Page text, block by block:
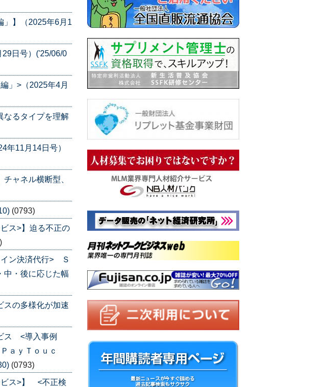
」】（2025年6月1
日号）('25/06/0
」>（2025年4月
るタイプを理解
11月14日号）
ャネル横断型、
(0793)
ス>】迫る不正の
ン決済代行> Ｓ
中・後に応じた幅
スの多様化が加速
ス <導入事例
ａｙＴｏｕｃ
(0793)
ビス>】 <不正検